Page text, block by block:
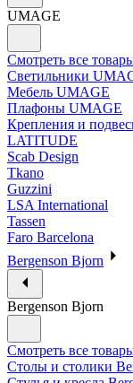
UMAGE
Смотреть все
Светильники
Мебель UMAGE
Плафоны UMAGE
Крепления и
LATITUDE
Scab Design
Tkano
Guzzini
LSA International
Tassen
Faro Barcelona
Bergenson Bjorn
Bergenson Bjorn
Смотреть все
Столы и столики